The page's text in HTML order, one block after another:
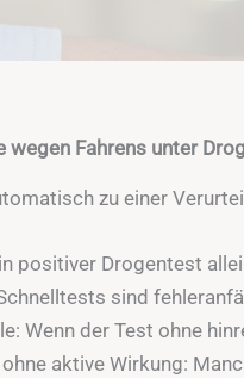
wegen Fahrens unter
zu einer
positiver Drogentest
sind
Wenn der Test ohne
aktive Wirkung: